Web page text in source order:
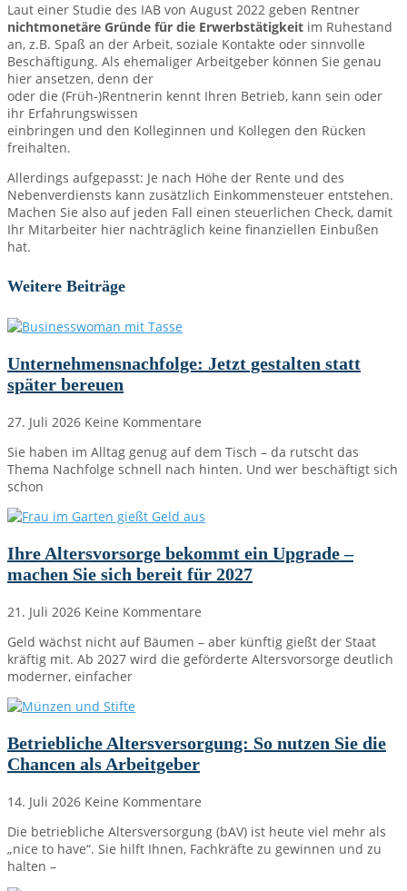
Laut einer Studie des IAB von August 2022 geben Rentner
nichtmonetäre Gründe für die Erwerbstätigkeit im Ruhestand
an, z.B. Spaß an der Arbeit, soziale Kontakte oder sinnvolle
Beschäftigung. Als ehemaliger Arbeitgeber können Sie genau
hier ansetzen, denn der
oder die (Früh-)Rentnerin kennt Ihren Betrieb, kann sein oder
ihr Erfahrungswissen
einbringen und den Kolleginnen und Kollegen den Rücken
freihalten.
Allerdings aufgepasst: Je nach Höhe der Rente und des
Nebenverdiensts kann zusätzlich Einkommensteuer entstehen.
Machen Sie also auf jeden Fall einen steuerlichen Check, damit
Ihr Mitarbeiter hier nachträglich keine finanziellen Einbußen
hat.
Weitere Beiträge
Unternehmensnachfolge: Jetzt gestalten statt
später bereuen
27. Juli 2026 Keine Kommentare
Sie haben im Alltag genug auf dem Tisch – da rutscht das
Thema Nachfolge schnell nach hinten. Und wer beschäftigt sich
schon
Ihre Altersvorsorge bekommt ein Upgrade –
machen Sie sich bereit für 2027
21. Juli 2026 Keine Kommentare
Geld wächst nicht auf Bäumen – aber künftig gießt der Staat
kräftig mit. Ab 2027 wird die geförderte Altersvorsorge deutlich
moderner, einfacher
Betriebliche Altersversorgung: So nutzen Sie die
Chancen als Arbeitgeber
14. Juli 2026 Keine Kommentare
Die betriebliche Altersversorgung (bAV) ist heute viel mehr als
„nice to have“. Sie hilft Ihnen, Fachkräfte zu gewinnen und zu
halten –